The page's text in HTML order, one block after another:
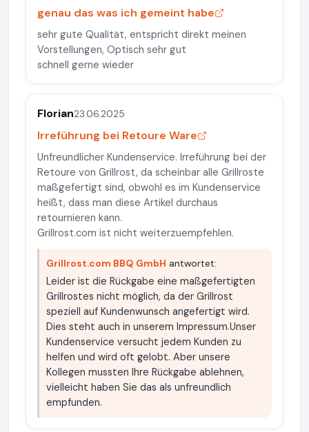
genau das was ich gemeint habe
sehr gute Qualität, entspricht direkt meinen
Vorstellungen, Optisch sehr gut
schnell gerne wieder
Florian23.06.2025
Irreführung bei Retoure Ware
Unfreundlicher Kundenservice. Irreführung bei der
Retoure von Grillrost, da scheinbar alle Grillroste
maßgefertigt sind, obwohl es im Kundenservice
heißt, dass man diese Artikel durchaus
retournieren kann.
Grillrost.com ist nicht weiterzuempfehlen.
Grillrost.com BBQ GmbH antwortet:
Leider ist die Rückgabe eine maßgefertigten
Grillrostes nicht möglich, da der Grillrost
speziell auf Kundenwunsch angefertigt wird.
Dies steht auch in unserem Impressum.Unser
Kundenservice versucht jedem Kunden zu
helfen und wird oft gelobt. Aber unsere
Kollegen mussten Ihre Rückgabe ablehnen,
vielleicht haben Sie das als unfreundlich
empfunden.